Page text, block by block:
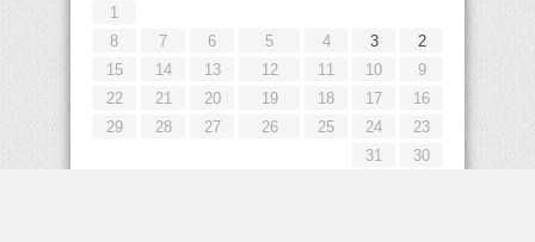
1
2
3
4
5
6
7
8
9
10
11
12
13
14
15
16
17
18
19
20
21
22
23
24
25
26
27
28
29
30
31